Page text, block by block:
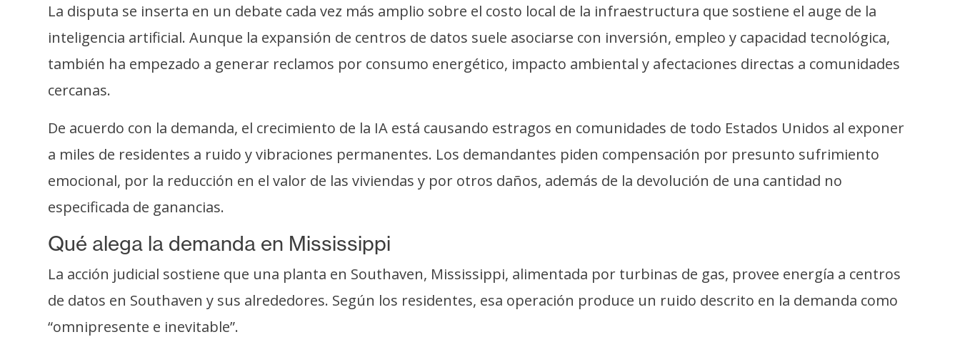
C
o
t
a
t
o
P
u
l
c
i
d
La disputa se inserta en un debate cada vez más amplio sobre el costo local de la infraestructura que sostiene el auge de la
inteligencia artificial. Aunque la expansión de centros de datos suele asociarse con inversión, empleo y capacidad tecnológica,
también ha empezado a generar reclamos por consumo energético, impacto ambiental y afectaciones directas a comunidades
cercanas.
De acuerdo con la demanda, el crecimiento de la IA está causando estragos en comunidades de todo Estados Unidos al exponer
a miles de residentes a ruido y vibraciones permanentes. Los demandantes piden compensación por presunto sufrimiento
emocional, por la reducción en el valor de las viviendas y por otros daños, además de la devolución de una cantidad no
especificada de ganancias.
Qué alega la demanda en Mississippi
La acción judicial sostiene que una planta en Southaven, Mississippi, alimentada por turbinas de gas, provee energía a centros
de datos en Southaven y sus alrededores. Según los residentes, esa operación produce un ruido descrito en la demanda como
“omnipresente e inevitable”.